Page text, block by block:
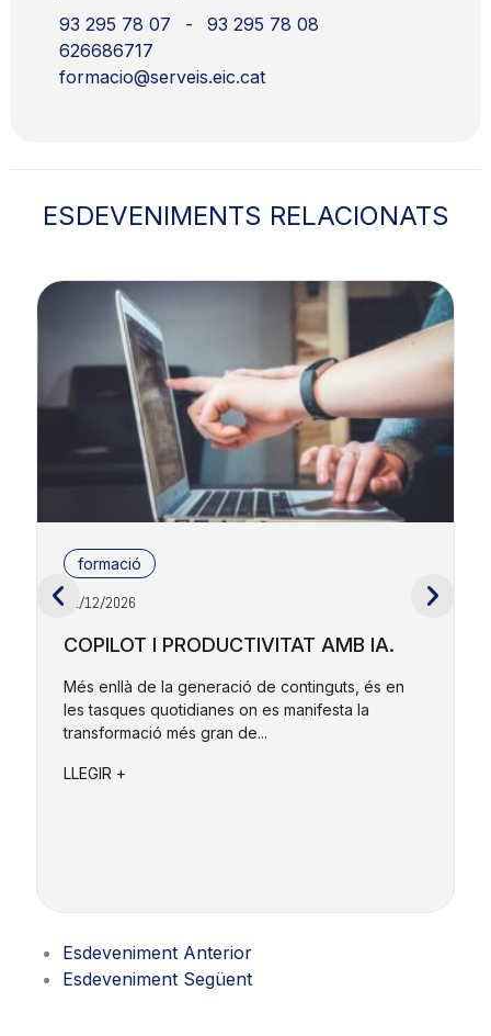
93 295 78 07
-
93 295 78 08
626686717
formacio@serveis.eic.cat
ESDEVENIMENTS RELACIONATS
formació
01/12/2026
COPILOT I PRODUCTIVITAT AMB IA.
Més enllà de la generació de continguts, és en
les tasques quotidianes on es manifesta la
transformació més gran de...
LLEGIR +
Esdeveniment Anterior
Esdeveniment Següent